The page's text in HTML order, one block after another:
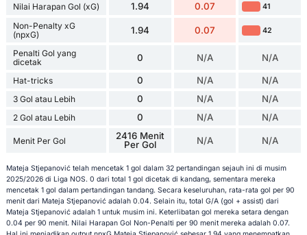
Nilai Harapan Gol (xG) 1.94 0.07 41
Non-Penalty xG
(npxG)
1.94 0.07 42
Penalti Gol yang
dicetak
0 N/A N/A
Hat-tricks 0 N/A N/A
3 Gol atau Lebih 0 N/A N/A
2 Gol atau Lebih 0 N/A N/A
Menit Per Gol
2416 Menit
Per Gol
N/A N/A
Mateja Stjepanović telah mencetak 1 gol dalam 32 pertandingan sejauh ini di musim
2025/2026 di Liga NOS. 0 dari total 1 gol dicetak di kandang, sementara mereka
mencetak 1 gol dalam pertandingan tandang. Secara keseluruhan, rata-rata gol per 90
menit dari Mateja Stjepanović adalah 0.04. Selain itu, total G/A (gol + assist) dari
Mateja Stjepanović adalah 1 untuk musim ini. Keterlibatan gol mereka setara dengan
0.04 per 90 menit. Nilai Harapan Gol Non-Penalti per 90 menit mereka adalah 0.07.